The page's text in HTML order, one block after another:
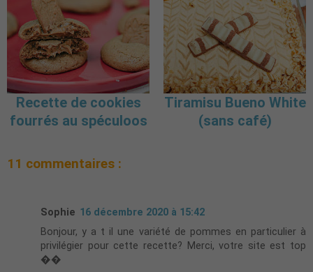
Recette de cookies
fourrés au spéculoos
Tiramisu Bueno White
(sans café)
11 commentaires :
Sophie 16 décembre 2020 à 15:42
Bonjour, y a t il une variété de pommes en particulier à
privilégier pour cette recette? Merci, votre site est top
��